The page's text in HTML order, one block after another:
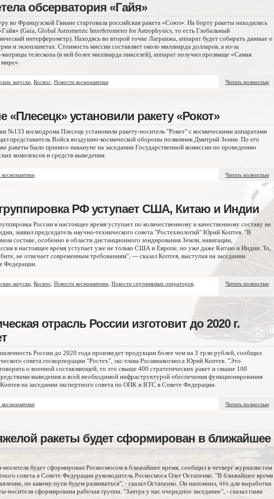
обсерватория «Гайя»
во Французской Гвиане стартовала российская ракета «Союз». На борту ракеты находилась
(Gaia, Global Astrometric Interferometer for Astrophysics, то есть Глобальный
интерферометр). Находясь во второй точке Лагранжа, аппарат будет собирать данные о
и экзопланетах. Стоимость миссии составляет около миллиарда долларов, а из-за
телескопа (в ней более миллиарда пикселей), аппарат получил прозвище «Самая
запуски, Космос, Новости космонавтики Читать полностью
«Плесецк» установили ракету «Рокот»
№133 космодрома Плесецк установили ракету-носитель "Рокот" с космическими аппаратами
представитель Войск воздушно-космической обороны полковник Дмитрий Зенин. По его
ракеты было принято накануне на заседании Государственной комиссии по проведению
комплексов и средств выведения.
Читать полностью
РФ уступает США, Китаю и Индии
России в настоящее время уступает по количественному и качественному составу не
заявил председатель научно-технического совета "Ростехнологий" Юрий Коптев. "В
составе, особенно в области дистанционного зондирования Земли, навигации,
в настоящее время уступает уже не только США и Европе, но уже даже Китаю и Индии. То,
не отвечает современным требованиям", — сказал Коптев, выступая на заседании
Федерации.
запуски, Космос, Новости космонавтики, Новости спутниковых операторов,
Читать полностью
отрасль России изготовит до 2020 г.
России до 2020 года произведет продукции более чем на 3 трлн рублей, сообщил
совета госкорпорации "Ростех", экс-глава Росавиакосмоса Юрий Коптев. "Это
о военной составляющей, то это свыше 400 стратегических ракет и свыше 100
выведения и всей необходимой инфраструктурой обеспечения функционирования
Коптев на заседании экспертного совета по ОПК и ВТС в Совете Федерации.
Читать полностью
ракеты будет сформирован в ближайшее
носителя будет сформирован Роскосмосом в ближайшее время, сообщил в четверг журналистам
совета в Совете Федерации руководитель Роскосмоса Олег Остапенко. "В ближайшее время
по какому пути будем развиваться", - сказал Остапенко. Он напомнил, что для выработки
носителя сформирована рабочая группа. "Завтра у нас очередное заседание", - сказал глава